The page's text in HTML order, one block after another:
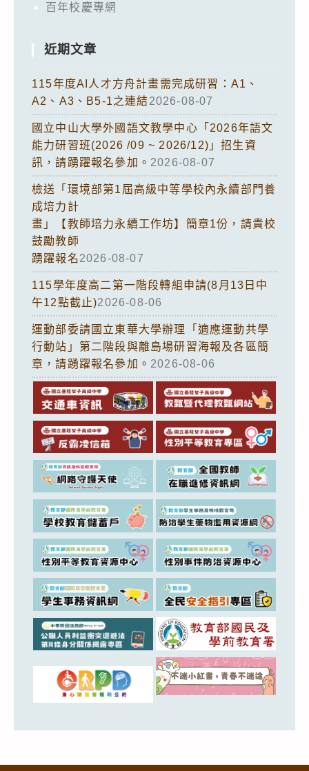
百年校慶專網
近期文章
115年度AI人才方舟計畫需完成研習：A1、
A2、A3、B5-1之連結2026-08-07
國立中山大學外國語文教學中心「2026年語文
能力研習班(2026 /09 ~ 2026/12)」招生資
訊，請踴躍報名參加。 2026-08-07
檢送「環境部第1屆高級中等學校內永續部門養
成培力計
畫」【教師培力永續工作坊】簡章1份，請貴校
鼓勵教師
踴躍報名2026-08-07
115學年度高二第一階段轉組申請(8月13日中
午12點截止)2026-08-06
運動部委請國立東華大學辦理「適應運動共學
行動站」第二階段與離島場研習海報及各區簡
章，請踴躍報名參加。 2026-08-06